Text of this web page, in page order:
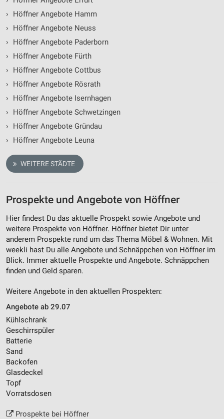
›
Höffner Angebote Hamm
›
Höffner Angebote Neuss
›
Höffner Angebote Paderborn
›
Höffner Angebote Fürth
›
Höffner Angebote Cottbus
›
Höffner Angebote Rösrath
›
Höffner Angebote Isernhagen
›
Höffner Angebote Schwetzingen
›
Höffner Angebote Gründau
›
Höffner Angebote Leuna
WEITERE STÄDTE
Prospekte und Angebote von Höffner
Hier findest Du das aktuelle Prospekt sowie Angebote und
weitere Prospekte von Höffner. Höffner bietet Dir unter
anderem Prospekte rund um das Thema Möbel & Wohnen. Mit
weekli hast Du alle Angebote und Schnäppchen von Höffner im
Blick. Immer aktuelle Prospekte und Angebote. Schnäppchen
finden und Geld sparen.
Weitere Angebote in den aktuellen Prospekten:
Angebote ab 29.07
Kühlschrank
Geschirrspüler
Batterie
Sand
Backofen
Glasdeckel
Topf
Vorratsdosen
Prospekte bei Höffner